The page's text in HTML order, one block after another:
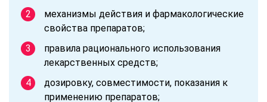
механизмы действия и фармакологические
свойства препаратов;
правила рационального использования
лекарственных средств;
дозировку, совместимости, показания к
применению препаратов;